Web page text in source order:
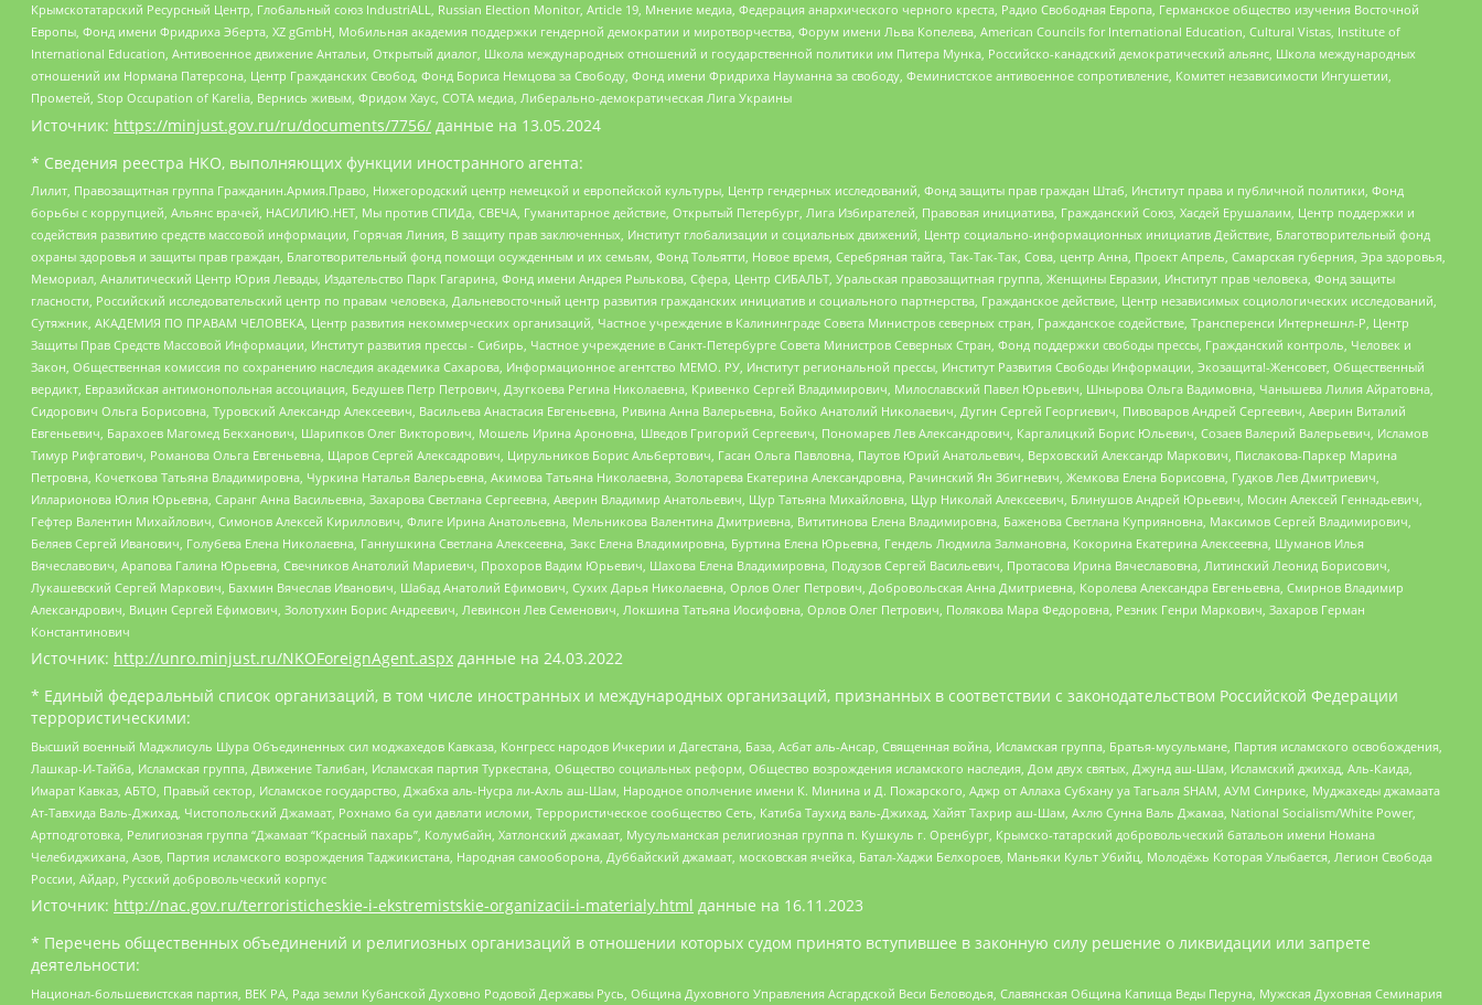
Крымскотатарский Ресурсный Центр, Глобальный союз IndustriALL, Russian Election Monitor, Article 19, Мнение медиа, Федерация анархического черного креста, Радио Свободная Европа, Германское общество изучения Восточной
Европы, Фонд имени Фридриха Эберта, XZ gGmbH, Мобильная академия поддержки гендерной демократии и миротворчества, Форум имени Льва Копелева, American Councils for International Education, Cultural Vistas, Institute of
International Education, Антивоенное движение Антальи, Открытый диалог, Школа международных отношений и государственной политики им Питера Мунка, Российско-канадский демократический альянс, Школа международных
отношений им Нормана Патерсона, Центр Гражданских Свобод, Фонд Бориса Немцова за Свободу, Фонд имени Фридриха Науманна за свободу, Феминистское антивоенное сопротивление, Комитет независимости Ингушетии,
Прометей, Stop Occupation of Karelia, Вернись живым, Фридом Хаус, СОТА медиа, Либерально-демократическая Лига Украины
Источник: https://minjust.gov.ru/ru/documents/7756/ данные на 13.05.2024
* Сведения реестра НКО, выполняющих функции иностранного агента:
Лилит, Правозащитная группа Гражданин.Армия.Право, Нижегородский центр немецкой и европейской культуры, Центр гендерных исследований, Фонд защиты прав граждан Штаб, Институт права и публичной политики, Фонд
борьбы с коррупцией, Альянс врачей, НАСИЛИЮ.НЕТ, Мы против СПИДа, СВЕЧА, Гуманитарное действие, Открытый Петербург, Лига Избирателей, Правовая инициатива, Гражданский Союз, Хасдей Ерушалаим, Центр поддержки и
содействия развитию средств массовой информации, Горячая Линия, В защиту прав заключенных, Институт глобализации и социальных движений, Центр социально-информационных инициатив Действие, Благотворительный фонд
охраны здоровья и защиты прав граждан, Благотворительный фонд помощи осужденным и их семьям, Фонд Тольятти, Новое время, Серебряная тайга, Так-Так-Так, Сова, центр Анна, Проект Апрель, Самарская губерния, Эра здоровья,
Мемориал, Аналитический Центр Юрия Левады, Издательство Парк Гагарина, Фонд имени Андрея Рылькова, Сфера, Центр СИБАЛЬТ, Уральская правозащитная группа, Женщины Евразии, Институт прав человека, Фонд защиты
гласности, Российский исследовательский центр по правам человека, Дальневосточный центр развития гражданских инициатив и социального партнерства, Гражданское действие, Центр независимых социологических исследований,
Сутяжник, АКАДЕМИЯ ПО ПРАВАМ ЧЕЛОВЕКА, Центр развития некоммерческих организаций, Частное учреждение в Калининграде Совета Министров северных стран, Гражданское содействие, Трансперенси Интернешнл-Р, Центр
Защиты Прав Средств Массовой Информации, Институт развития прессы - Сибирь, Частное учреждение в Санкт-Петербурге Совета Министров Северных Стран, Фонд поддержки свободы прессы, Гражданский контроль, Человек и
Закон, Общественная комиссия по сохранению наследия академика Сахарова, Информационное агентство МЕМО. РУ, Институт региональной прессы, Институт Развития Свободы Информации, Экозащита!-Женсовет, Общественный
вердикт, Евразийская антимонопольная ассоциация, Бедушев Петр Петрович, Дзугкоева Регина Николаевна, Кривенко Сергей Владимирович, Милославский Павел Юрьевич, Шнырова Ольга Вадимовна, Чанышева Лилия Айратовна,
Сидорович Ольга Борисовна, Туровский Александр Алексеевич, Васильева Анастасия Евгеньевна, Ривина Анна Валерьевна, Бойко Анатолий Николаевич, Дугин Сергей Георгиевич, Пивоваров Андрей Сергеевич, Аверин Виталий
Евгеньевич, Барахоев Магомед Бекханович, Шарипков Олег Викторович, Мошель Ирина Ароновна, Шведов Григорий Сергеевич, Пономарев Лев Александрович, Каргалицкий Борис Юльевич, Созаев Валерий Валерьевич, Исламов
Тимур Рифгатович, Романова Ольга Евгеньевна, Щаров Сергей Алексадрович, Цирульников Борис Альбертович, Гасан Ольга Павловна, Паутов Юрий Анатольевич, Верховский Александр Маркович, Пислакова-Паркер Марина
Петровна, Кочеткова Татьяна Владимировна, Чуркина Наталья Валерьевна, Акимова Татьяна Николаевна, Золотарева Екатерина Александровна, Рачинский Ян Збигневич, Жемкова Елена Борисовна, Гудков Лев Дмитриевич,
Илларионова Юлия Юрьевна, Саранг Анна Васильевна, Захарова Светлана Сергеевна, Аверин Владимир Анатольевич, Щур Татьяна Михайловна, Щур Николай Алексеевич, Блинушов Андрей Юрьевич, Мосин Алексей Геннадьевич,
Гефтер Валентин Михайлович, Симонов Алексей Кириллович, Флиге Ирина Анатольевна, Мельникова Валентина Дмитриевна, Вититинова Елена Владимировна, Баженова Светлана Куприяновна, Максимов Сергей Владимирович,
Беляев Сергей Иванович, Голубева Елена Николаевна, Ганнушкина Светлана Алексеевна, Закс Елена Владимировна, Буртина Елена Юрьевна, Гендель Людмила Залмановна, Кокорина Екатерина Алексеевна, Шуманов Илья
Вячеславович, Арапова Галина Юрьевна, Свечников Анатолий Мариевич, Прохоров Вадим Юрьевич, Шахова Елена Владимировна, Подузов Сергей Васильевич, Протасова Ирина Вячеславовна, Литинский Леонид Борисович,
Лукашевский Сергей Маркович, Бахмин Вячеслав Иванович, Шабад Анатолий Ефимович, Сухих Дарья Николаевна, Орлов Олег Петрович, Добровольская Анна Дмитриевна, Королева Александра Евгеньевна, Смирнов Владимир
Александрович, Вицин Сергей Ефимович, Золотухин Борис Андреевич, Левинсон Лев Семенович, Локшина Татьяна Иосифовна, Орлов Олег Петрович, Полякова Мара Федоровна, Резник Генри Маркович, Захаров Герман
Константинович
Источник: http://unro.minjust.ru/NKOForeignAgent.aspx данные на 24.03.2022
* Единый федеральный список организаций, в том числе иностранных и международных организаций, признанных в соответствии с законодательством Российской Федерации
террористическими:
Высший военный Маджлисуль Шура Объединенных сил моджахедов Кавказа, Конгресс народов Ичкерии и Дагестана, База, Асбат аль-Ансар, Священная война, Исламская группа, Братья-мусульмане, Партия исламского освобождения,
Лашкар-И-Тайба, Исламская группа, Движение Талибан, Исламская партия Туркестана, Общество социальных реформ, Общество возрождения исламского наследия, Дом двух святых, Джунд аш-Шам, Исламский джихад, Аль-Каида,
Имарат Кавказ, АБТО, Правый сектор, Исламское государство, Джабха аль-Нусра ли-Ахль аш-Шам, Народное ополчение имени К. Минина и Д. Пожарского, Аджр от Аллаха Субхану уа Тагьаля SHAM, АУМ Синрике, Муджахеды джамаата
Ат-Тавхида Валь-Джихад, Чистопольский Джамаат, Рохнамо ба суи давлати исломи, Террористическое сообщество Сеть, Катиба Таухид валь-Джихад, Хайят Тахрир аш-Шам, Ахлю Сунна Валь Джамаа, National Socialism/White Power,
Артподготовка, Религиозная группа “Джамаат “Красный пахарь”, Колумбайн, Хатлонский джамаат, Мусульманская религиозная группа п. Кушкуль г. Оренбург, Крымско-татарский добровольческий батальон имени Номана
Челебиджихана, Азов, Партия исламского возрождения Таджикистана, Народная самооборона, Дуббайский джамаат, московская ячейка, Батал-Хаджи Белхороев, Маньяки Культ Убийц, Молодёжь Которая Улыбается, Легион Свобода
России, Айдар, Русский добровольческий корпус
Источник: http://nac.gov.ru/terroristicheskie-i-ekstremistskie-organizacii-i-materialy.html данные на 16.11.2023
* Перечень общественных объединений и религиозных организаций в отношении которых судом принято вступившее в законную силу решение о ликвидации или запрете
деятельности:
Национал-большевистская партия, ВЕК РА, Рада земли Кубанской Духовно Родовой Державы Русь, Община Духовного Управления Асгардской Веси Беловодья, Славянская Община Капища Веды Перуна, Мужская Духовная Семинария